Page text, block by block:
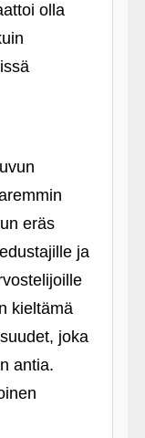
olla
eräs
ja
kieltämä
joka
antia.